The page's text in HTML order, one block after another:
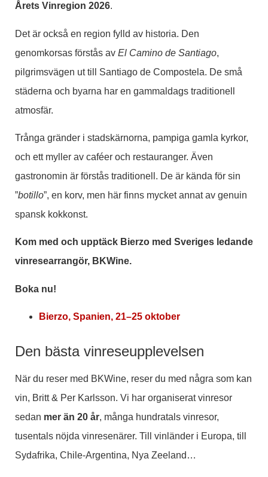
Årets Vinregion 2026.
Det är också en region fylld av historia. Den
genomkorsas förstås av El Camino de Santiago,
pilgrimsvägen ut till Santiago de Compostela. De små
städerna och byarna har en gammaldags traditionell
atmosfär.
Trånga gränder i stadskärnorna, pampiga gamla kyrkor,
och ett myller av caféer och restauranger. Även
gastronomin är förstås traditionell. De är kända för sin
”botillo”, en korv, men här finns mycket annat av genuin
spansk kokkonst.
Kom med och upptäck Bierzo med Sveriges ledande
vinresearrangör, BKWine.
Boka nu!
Bierzo, Spanien, 21–25 oktober
Den bästa vinreseupplevelsen
När du reser med BKWine, reser du med några som kan
vin, Britt & Per Karlsson. Vi har organiserat vinresor
sedan mer än 20 år, många hundratals vinresor,
tusentals nöjda vinresenärer. Till vinländer i Europa, till
Sydafrika, Chile-Argentina, Nya Zeeland…